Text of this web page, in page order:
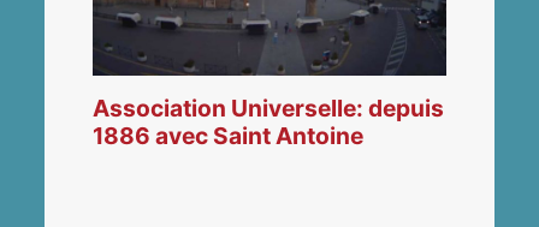
Association Universelle: depuis
1886 avec Saint Antoine